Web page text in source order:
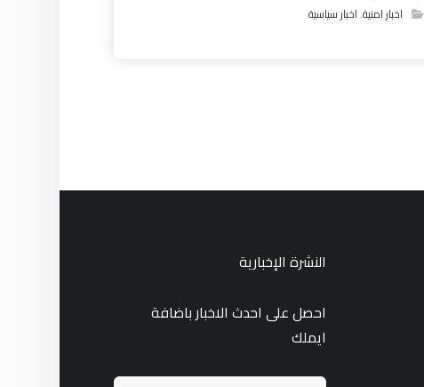
اخبار امنية,اخبار سياسية
النشرة الإخبارية
احصل على احدث الاخبار باضافة
ايملك